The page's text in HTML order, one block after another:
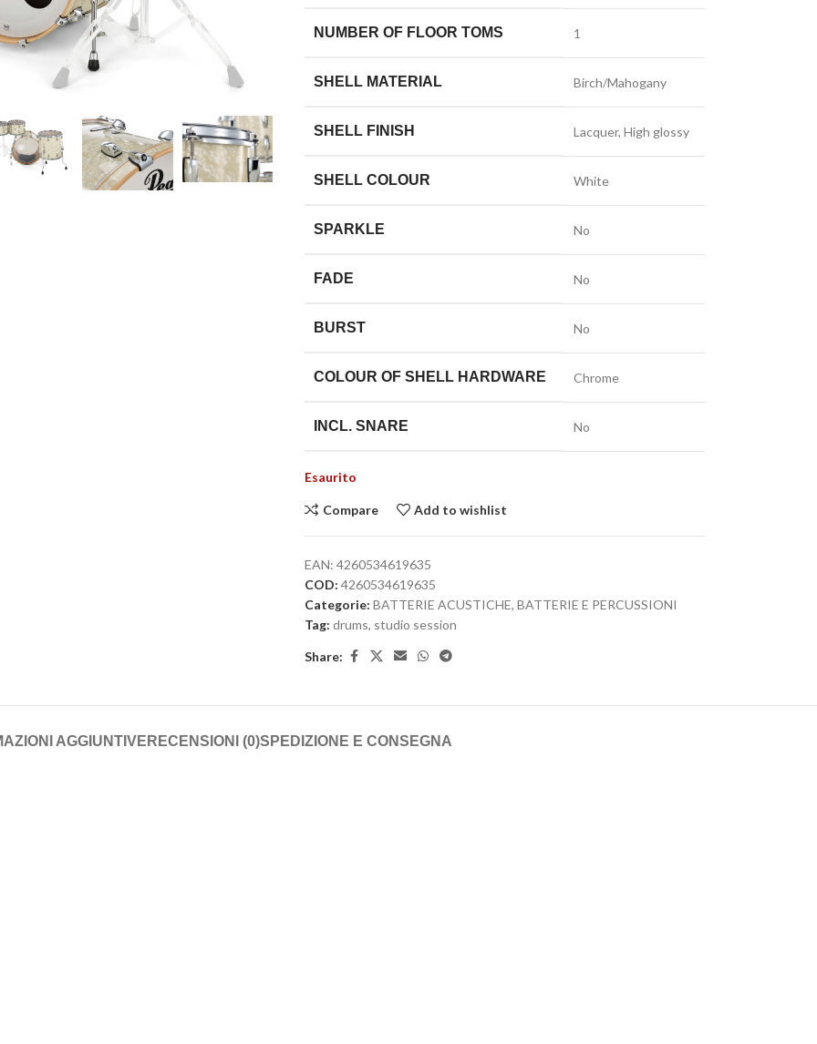
NUMBER OF FLOOR TOMS 1
SHELL MATERIAL Birch/Mahogany
SHELL FINISH Lacquer, High glossy
SHELL COLOUR White
SPARKLE No
FADE No
BURST No
COLOUR OF SHELL HARDWARE Chrome
INCL. SNARE No
Esaurito
Compare Add to wishlist
EAN:4260534619635
COD:4260534619635
Categorie: BATTERIE ACUSTICHE, BATTERIE E PERCUSSIONI
Tag: drums, studio session
Share:
AGGIUNTIVE RECENSIONI (0)SPEDIZIONE E CONSEGNA